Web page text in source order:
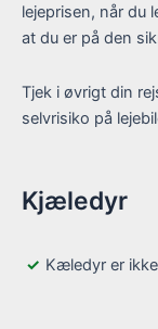
lejeprisen, når du
at du er på den
Tjek i øvrigt din
selvrisiko på
Kjæledyr
Kæledyr er